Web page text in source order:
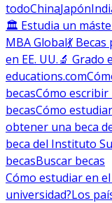
todoChinaJapón
🏛 Estudia un
MBA Global💃
en EE. UU.🔬 Grado
educations.com
becasCómo
becasCómo
obtener una beca
beca del Instituto
becasBuscar becas
Cómo estudiar en
universidad?Los